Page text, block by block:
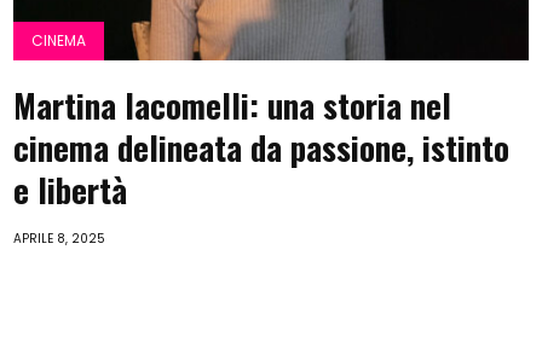
CINEMA
Martina Iacomelli: una storia nel
cinema delineata da passione, istinto
e libertà
APRILE 8, 2025